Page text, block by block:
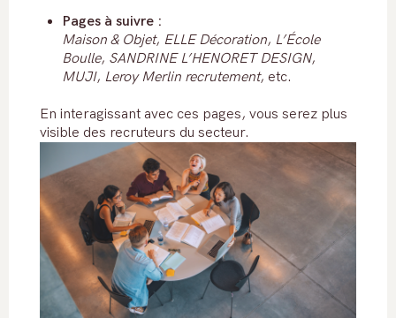
Pages à suivre :
Maison & Objet, ELLE Décoration, L’École
Boulle, SANDRINE L’HENORET DESIGN,
MUJI, Leroy Merlin recrutement, etc.
En interagissant avec ces pages, vous serez plus
visible des recruteurs du secteur.